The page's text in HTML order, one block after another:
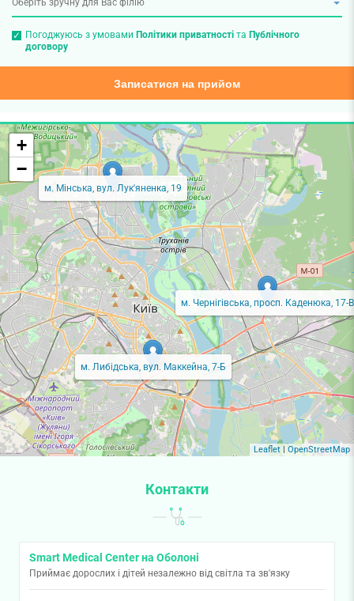
Погоджуюсь з умовами Політики приватностіта Публічного
договору
Записатися на прийом
м. Мінська, вул. Лук'яненка, 19
м. Либідська, вул. Маккейна, 7-Б
м. Чернігівська, просп. Каденюка, 17-В
+
−
Leaflet| OpenStreetMap
Контакти
Smart Medical Center на Оболоні
Приймає дорослих і дітей незалежно від світла та зв'язку